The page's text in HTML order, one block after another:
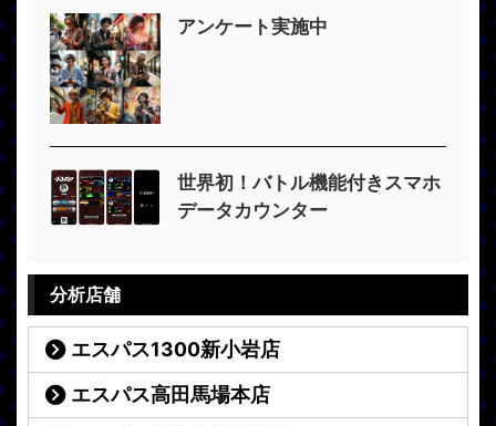
アンケート実施中
世界初！バトル機能付きスマホ
データカウンター
分析店舗
エスパス1300新小岩店
エスパス高田馬場本店